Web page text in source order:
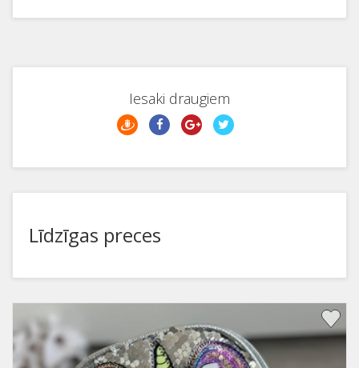
Iesaki draugiem
Līdzīgas preces